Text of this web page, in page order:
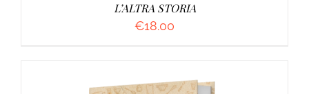
L’ALTRA STORIA
€18.00